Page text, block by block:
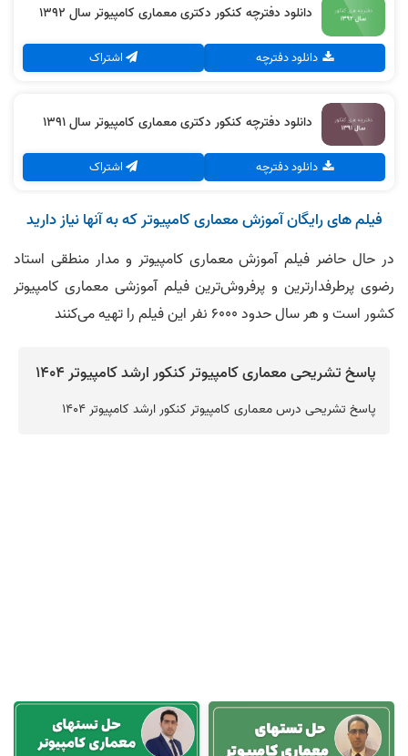
دانلود دفترچه کنکور دکتری معماری کامپیوتر سال 1392
دانلود دفترچه اشتراک
دانلود دفترچه کنکور دکتری معماری کامپیوتر سال 1391
دانلود دفترچه اشتراک
فیلم های رایگان آموزش معماری کامپیوتر که به آنها نیاز دارید
در حال حاضر فیلم آموزش معماری کامپیوتر و مدار منطقی استاد
رضوی پرطرفدارترین و پرفروش‌ترین فیلم آموزشی معماری کامپیوتر
کشور است و هر سال حدود ۶۰۰۰ نفر این فیلم را تهیه می‌کنند
پاسخ تشریحی معماری کامپیوتر کنکور ارشد کامپیوتر 1404
‪‪‪‪‪‪‪‪‪‪‪‪‪‪‪پاسخ تشریحی درس معماری کامپیوتر کنکور ارشد کامپیوتر 1404